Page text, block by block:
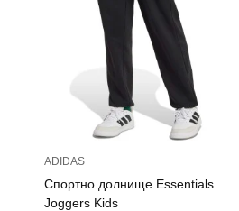
ADIDAS
Спортно долнище Essentials
Joggers Kids